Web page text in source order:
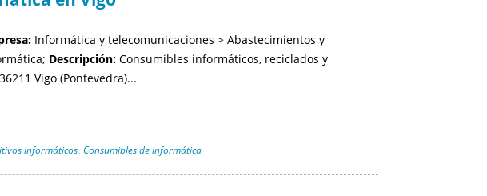
Informática y telecomunicaciones > Abastecimientos y
Descripción:Consumibles informáticos, reciclados y
Vigo (Pontevedra)...
informáticos , Consumibles de informática